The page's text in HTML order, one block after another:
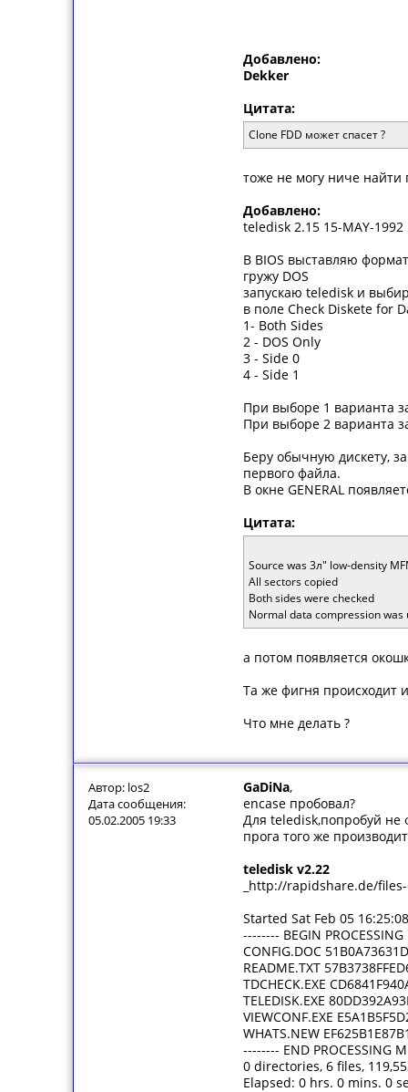
Добавлено:
Dekker
Цитата:
Clone FDD может спасет ?
тоже не могу ниче найти
Добавлено:
teledisk 2.15 15-MAY-
В BIOS выставляю
гружу DOS
запускаю teledisk и
в поле Check Diskete for
1- Both Sides
2 - DOS Only
3 - Side 0
4 - Side 1
При выборе 1 варианта
При выборе 2 варианта
Беру обычную дискету,
первого файла.
В окне GENERAL
Цитата:
Source was 3л" low-density
All sectors copied
Both sides were checked
Normal data compression was
а потом появляется
Та же фигня происходит
Что мне делать ?
Автор: los2
Дата сообщения:
05.02.2005 19:33
GaDiNa,
encase пробовал?
Для teledisk,попробуй не
прога того же
teledisk v2.22
_http://rapidshare.de/
Started Sat Feb 05
-------- BEGIN
CONFIG.DOC
README.TXT
TDCHECK.EXE
TELEDISK.EXE
VIEWCONF.EXE
WHATS.NEW
-------- END PROCESSING
0 directories, 6 files,
Elapsed: 0 hrs. 0 mins. 0